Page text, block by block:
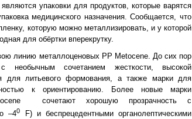
упаковки для продуктов, которые варятся
медицинского назначения. Сообщается, что
которую можно металлизировать, и у которой
для обёртки вперекрутку.
линию металлоценовых РР Metocene. До сих пор
необычным сочетанием жесткости, высокой
для литьевого формования, а также марки для
к ориентированию. Более новые марки
сочетают хорошую прозрачность с
–40
F) и беспрецедентными органолептическими